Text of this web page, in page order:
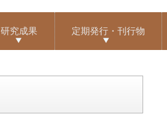
研究成果 定期発行・刊行物